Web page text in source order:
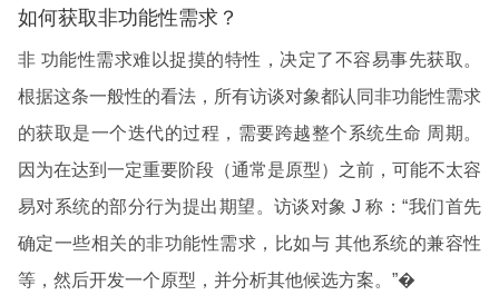
如何获取非功能性需求？
非 功能性需求难以捉摸的特性，决定了不容易事先获取。
根据这条一般性的看法，所有访谈对象都认同非功能性需求
的获取是一个迭代的过程，需要跨越整个系统生命 周期。
因为在达到一定重要阶段（通常是原型）之前，可能不太容
易对系统的部分行为提出期望。访谈对象 J 称：“我们首先
确定一些相关的非功能性需求，比如与 其他系统的兼容性
等，然后开发一个原型，并分析其他候选方案。”�